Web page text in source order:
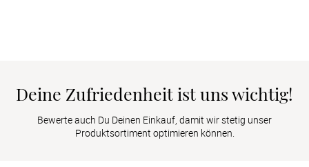
Deine Zufriedenheit ist uns wichtig!
Bewerte auch Du Deinen Einkauf, damit wir stetig unser
Produktsortiment optimieren können.